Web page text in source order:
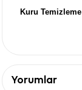
Kuru Temizleme
Yorumlar